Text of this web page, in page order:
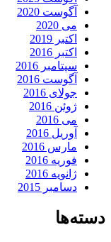
آگوست 2020
می 2020
اکتبر 2019
اکتبر 2016
سپتامبر 2016
آگوست 2016
جولای 2016
ژوئن 2016
می 2016
آوریل 2016
مارس 2016
فوریه 2016
ژانویه 2016
دسامبر 2015
دسته‌ها